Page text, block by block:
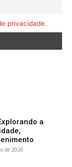
privacidade.
a
de 2026